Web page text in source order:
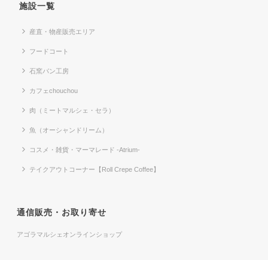
施設一覧
産直・物産販売エリア
フードコート
石窯パン工房
カフェchouchou
肉（ミートマルシェ・セラ）
魚（オーシャンドリーム）
コスメ・雑貨・マーマレード -Atrium-
テイクアウトコーナー【Roll Crepe Coffee】
通信販売・お取り寄せ
アゴラマルシェオンラインショップ